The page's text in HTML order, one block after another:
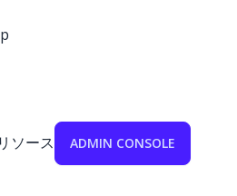
リソース ADMIN CONSOLE